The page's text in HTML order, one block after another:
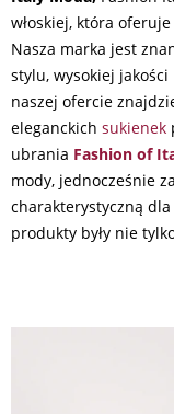
włoskiej, która
Nasza marka jest
stylu, wysokiej
naszej ofercie
eleganckich sukienek
ubrania Fashion of
mody, jednocześnie
charakterystyczną dla
produkty były nie